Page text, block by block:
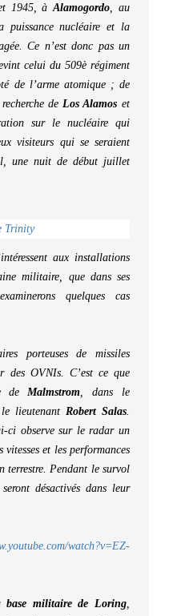
1945, àAlamogordo, au
puissance nucléaire et la
Ce n’est donc pas un
celui du 509è régiment
de l’arme atomique ; de
de Los Alamos et
sur le nucléaire qui
visiteurs qui se seraient
une nuit de début juillet
aux installations
militaire, que dans ses
quelques cas
porteuses de missiles
des OVNIs. C’est ce que
de
Malmstrom, dans le
lieutenant Robert Salas.
ci observe sur le radar un
et les performances
terrestre. Pendant le survol
désactivés dans leur
watch?v=EZ-
base militaire de Loring,